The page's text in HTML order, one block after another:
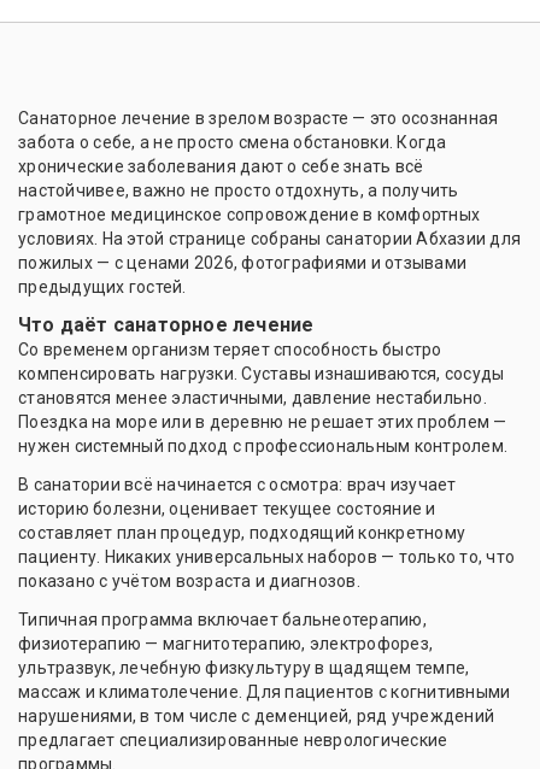
Санаторное лечение в зрелом возрасте — это осознанная
забота о себе, а не просто смена обстановки. Когда
хронические заболевания дают о себе знать всё
настойчивее, важно не просто отдохнуть, а получить
грамотное медицинское сопровождение в комфортных
условиях. На этой странице собраны санатории Абхазии для
пожилых — с ценами 2026, фотографиями и отзывами
предыдущих гостей.
Что даёт санаторное лечение
Со временем организм теряет способность быстро
компенсировать нагрузки. Суставы изнашиваются, сосуды
становятся менее эластичными, давление нестабильно.
Поездка на море или в деревню не решает этих проблем —
нужен системный подход с профессиональным контролем.
В санатории всё начинается с осмотра: врач изучает
историю болезни, оценивает текущее состояние и
составляет план процедур, подходящий конкретному
пациенту. Никаких универсальных наборов — только то, что
показано с учётом возраста и диагнозов.
Типичная программа включает бальнеотерапию,
физиотерапию — магнитотерапию, электрофорез,
ультразвук, лечебную физкультуру в щадящем темпе,
массаж и климатолечение. Для пациентов с когнитивными
нарушениями, в том числе с деменцией, ряд учреждений
предлагает специализированные неврологические
программы.